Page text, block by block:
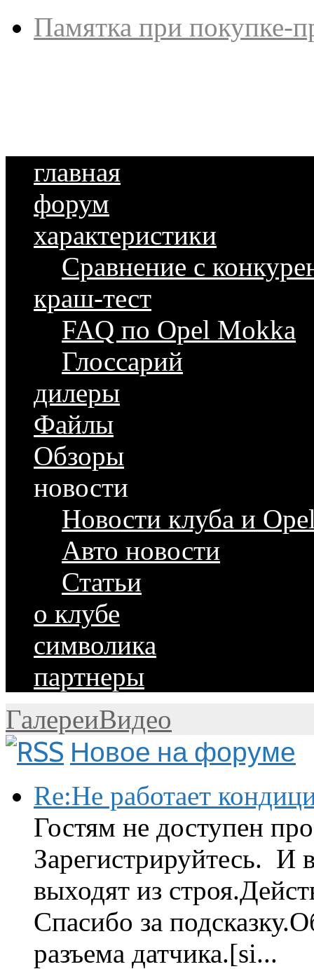
Памятка при покупке-
главная
форум
характеристики
Сравнение с
краш-тест
FAQ по Opel Mokka
Глоссарий
дилеры
Файлы
Обзоры
новости
Новости клуба и
Авто новости
Статьи
о клубе
символика
партнеры
ГалереиВидео
Новое на форуме
Re:Не работает
Гостям не доступен
Зарегистрируйтесь. И
выходят из
Спасибо за
разъема датчика.[si...